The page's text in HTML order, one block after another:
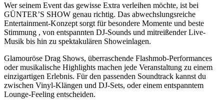
Wer seinem Event das gewisse Extra verleihen möchte, ist bei
GÜNTER’S SHOW genau richtig. Das abwechslungsreiche
Entertainment-Konzept sorgt für besondere Momente und beste
Stimmung , von entspannten DJ-Sounds und mitreißender Live-
Musik bis hin zu spektakulären Showeinlagen.
Glamouröse Drag Shows, überraschende Flashmob-Performances
oder musikalische Highlights machen jede Veranstaltung zu einem
einzigartigen Erlebnis. Für den passenden Soundtrack kannst du
zwischen Vinyl-Klängen und DJ-Sets, oder einem entspanntem
Lounge-Feeling entscheiden.